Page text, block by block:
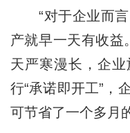
“对于企业而言
产就早一天有收益
天严寒漫长，企
行“承诺即开工”，
可节省了一个多月